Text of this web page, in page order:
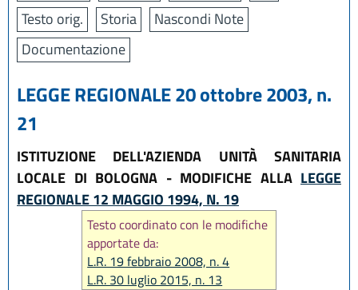
Testo orig.
Storia
Nascondi Note
Documentazione
LEGGE REGIONALE 20 ottobre 2003, n.
21
ISTITUZIONE DELL'AZIENDA UNITÀ SANITARIA
LOCALE DI BOLOGNA - MODIFICHE ALLA LEGGE
REGIONALE 12 MAGGIO 1994, N. 19
Testo coordinato con le modifiche
apportate da:
L.R. 19 febbraio 2008, n. 4
L.R. 30 luglio 2015, n. 13